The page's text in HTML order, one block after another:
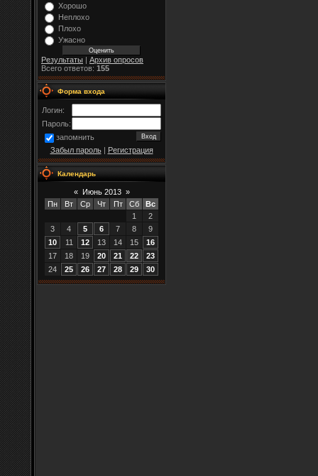
Хорошо
Неплохо
Плохо
Ужасно
Результаты
Архив опросов
Всего ответов: 155
Форма входа
Логин:
Пароль:
запомнить
Забыл пароль| Регистрация
Календарь
« Июнь 2013 »
Пн
Вт Ср Чт Пт Сб
Вс
1
2
3
4 5 6 7 8
9
10
11 12 13 14 15
16
17
18 19 20 21 22
23
24
25 26 27 28 29 30